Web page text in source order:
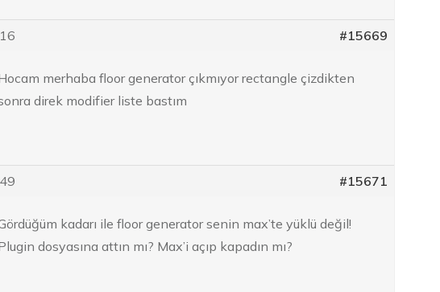
#15669
merhaba floor generator çıkmıyor rectangle çizdikten
direk modifier liste bastım
#15671
kadarı ile floor generator senin max’te yüklü değil!
dosyasına attın mı? Max’i açıp kapadın mı?